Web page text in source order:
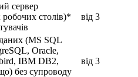
сервер
робочих столів)*
від 3
(MS SQL
Oracle,
IBM DB2,
без супроводу
від 3